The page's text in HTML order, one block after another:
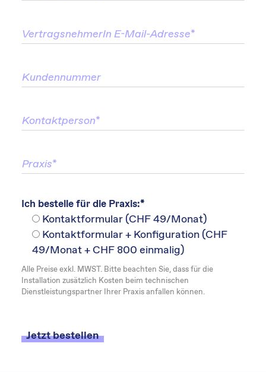
Ich bestelle für die Praxis:*
Kontaktformular (CHF 49/Monat)
Kontaktformular + Konfiguration (CHF
49/Monat + CHF 800 einmalig)
Alle Preise exkl. MWST. Bitte beachten Sie, dass für die
Installation zusätzlich Kosten beim technischen
Dienstleistungspartner Ihrer Praxis anfallen können.